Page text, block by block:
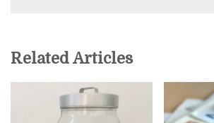
Related Articles